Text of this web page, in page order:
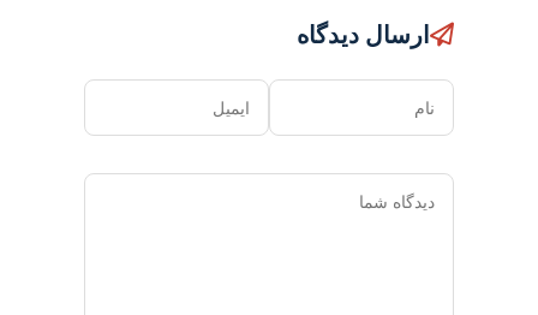
ارسال دیدگاه
نام ایمیل
دیدگاه